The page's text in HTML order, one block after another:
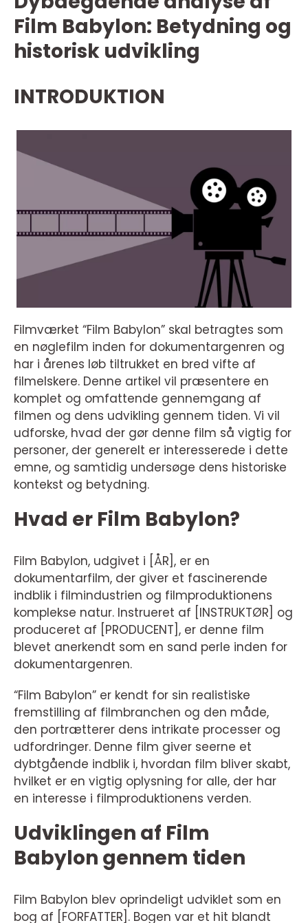
Film Babylon: Betydning og
historisk udvikling
INTRODUKTION
Filmværket “Film Babylon” skal betragtes som
en nøglefilm inden for dokumentargenren og
har i årenes løb tiltrukket en bred vifte af
filmelskere. Denne artikel vil præsentere en
komplet og omfattende gennemgang af
filmen og dens udvikling gennem tiden. Vi vil
udforske, hvad der gør denne film så vigtig for
personer, der generelt er interesserede i dette
emne, og samtidig undersøge dens historiske
kontekst og betydning.
Hvad er Film Babylon?
Film Babylon, udgivet i [ÅR], er en
dokumentarfilm, der giver et fascinerende
indblik i filmindustrien og filmproduktionens
komplekse natur. Instrueret af [INSTRUKTØR] og
produceret af [PRODUCENT], er denne film
blevet anerkendt som en sand perle inden for
dokumentargenren.
“Film Babylon” er kendt for sin realistiske
fremstilling af filmbranchen og den måde,
den portrætterer dens intrikate processer og
udfordringer. Denne film giver seerne et
dybtgående indblik i, hvordan film bliver skabt,
hvilket er en vigtig oplysning for alle, der har
en interesse i filmproduktionens verden.
Udviklingen af Film
Babylon gennem tiden
Film Babylon blev oprindeligt udviklet som en
bog af [FORFATTER]. Bogen var et hit blandt